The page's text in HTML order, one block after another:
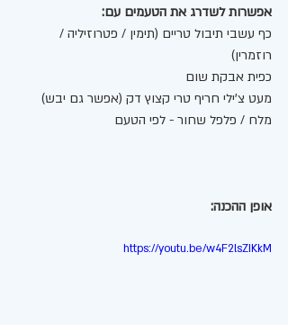
אפשרות לשדרג את הטעמים עם:
כף עשבי תיבול טריים (תימין / פטרוזיליה /
רוזמרין)
כפית אבקת שום
מעט צ'ילי חריף טרי קצוץ דק (אפשר גם יבש)
מלח / פלפל שחור - לפי הטעם
אופן ההכנה:
https://youtu.be/w4F2lsZIKkM